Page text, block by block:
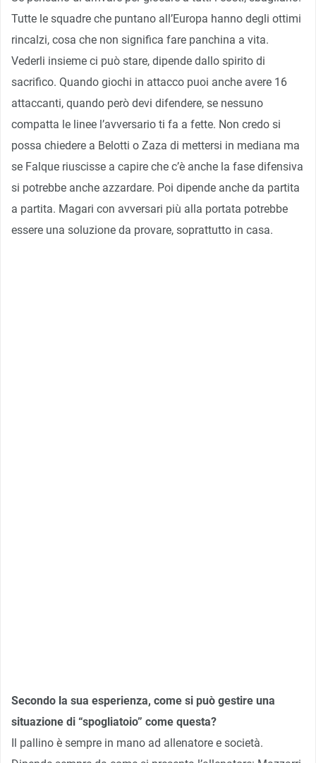
Tutte le squadre che puntano all’Europa hanno degli ottimi
rincalzi, cosa che non significa fare panchina a vita.
Vederli insieme ci può stare, dipende dallo spirito di
sacrifico. Quando giochi in attacco puoi anche avere 16
attaccanti, quando però devi difendere, se nessuno
compatta le linee l’avversario ti fa a fette. Non credo si
possa chiedere a Belotti o Zaza di mettersi in mediana ma
se Falque riuscisse a capire che c’è anche la fase difensiva
si potrebbe anche azzardare. Poi dipende anche da partita
a partita. Magari con avversari più alla portata potrebbe
essere una soluzione da provare, soprattutto in casa.
Secondo la sua esperienza, come si può gestire una
situazione di “spogliatoio” come questa?
Il pallino è sempre in mano ad allenatore e società.